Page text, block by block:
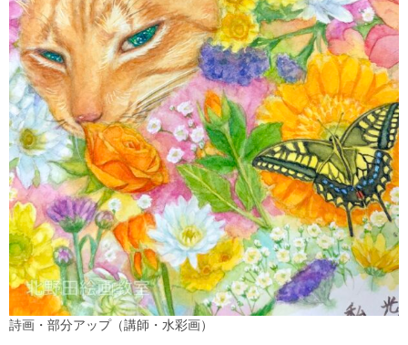
詩画・部分アップ（講師・水彩画）